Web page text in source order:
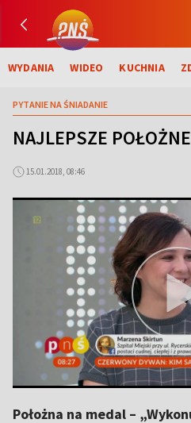
WYDANIA WIDEO KUCHNIA
PYTANIE NA ŚNIADANIE
NAJLEPSZE
15.01.2018, 08:46
Położna na medal –